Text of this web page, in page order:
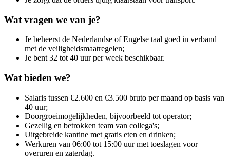
Wat vragen we van je?
Je beheerst de Nederlandse of Engelse taal goed in verband
met de veiligheidsmaatregelen;
Je bent 32 tot 40 uur per week beschikbaar.
Wat bieden we?
Salaris tussen €2.600 en €3.500 bruto per maand op basis van
40 uur;
Doorgroeimogelijkheden, bijvoorbeeld tot operator;
Gezellig en betrokken team van collega's;
Uitgebreide kantine met gratis eten en drinken;
Werkuren van 06:00 tot 15:00 uur met toeslagen voor
overuren en zaterdag.